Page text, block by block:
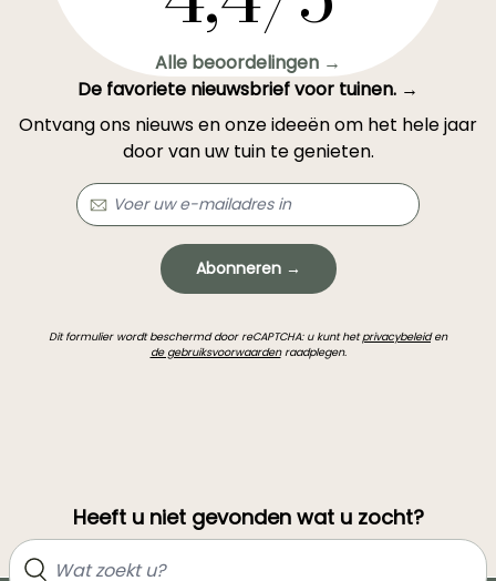
Alle beoordelingen →
De favoriete nieuwsbrief voor tuinen. →
Ontvang ons nieuws en onze ideeën om het hele jaar
door van uw tuin te genieten.
Abonneren →
Dit formulier wordt beschermd door reCAPTCHA: u kunt hetprivacybeleiden
de gebruiksvoorwaardenraadplegen.
Heeft u niet gevonden wat u zocht?